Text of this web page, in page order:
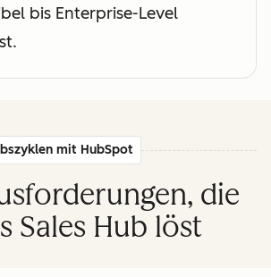
bis Enterprise-Level
mit HubSpot
die
Sales Hub löst